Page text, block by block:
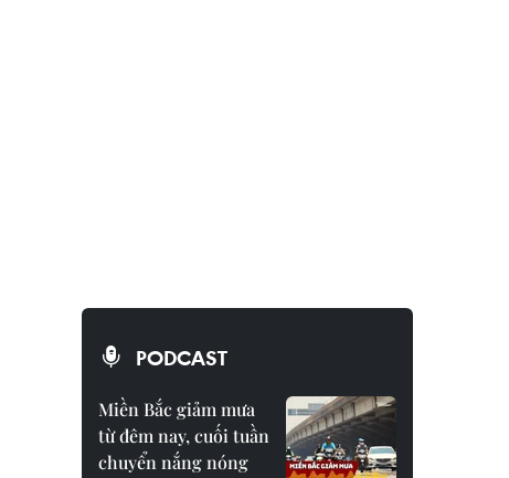
PODCAST
Miền Bắc giảm mưa
từ đêm nay, cuối tuần
chuyển nắng nóng